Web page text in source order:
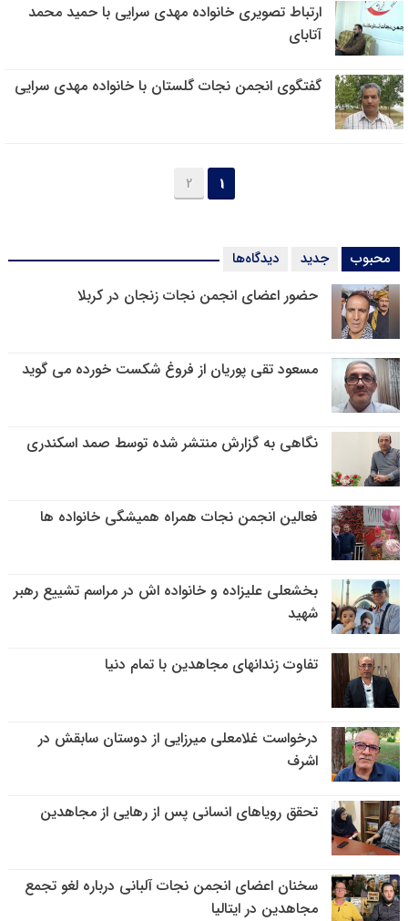
ارتباط تصویری خانواده مهدی سرایی با حمید محمد
آتابای
گفتگوی انجمن نجات گلستان با خانواده مهدی سرایی
1
2
محبوب جدید دیدگاه‌ها
حضور اعضای انجمن نجات زنجان در کربلا
مسعود تقی پوریان از فروغ شکست خورده می گوید
نگاهی به گزارش منتشر شده توسط صمد اسکندری
فعالین انجمن نجات همراه همیشگی خانواده ها
بخشعلی علیزاده و خانواده اش در مراسم تشییع رهبر
شهید
تفاوت زندانهای مجاهدین با تمام دنیا
درخواست غلامعلی میرزایی از دوستان سابقش در
اشرف
تحقق رویاهای انسانی پس از رهایی از مجاهدین
سخنان اعضای انجمن نجات آلبانی درباره لغو تجمع
مجاهدین در ایتالیا